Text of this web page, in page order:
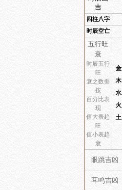
吉
四柱八字
时辰空亡
五行旺
衰
时辰五行
旺
衰之数据
按
百分比表
现
值大表趋
旺
值小表趋
衰
金
木
水
火
土
眼跳吉凶
耳鸣吉凶